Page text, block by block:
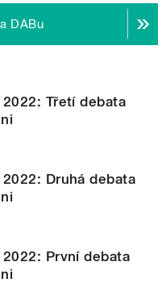
DABu
Třetí debata
Druhá debata
První debata